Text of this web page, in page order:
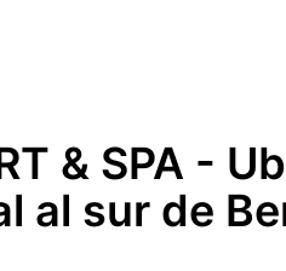
& SPA -
al sur de